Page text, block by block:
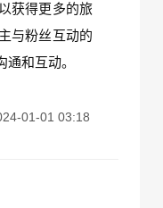
获得更多的旅
与粉丝互动的
和互动。
01-01 03:18